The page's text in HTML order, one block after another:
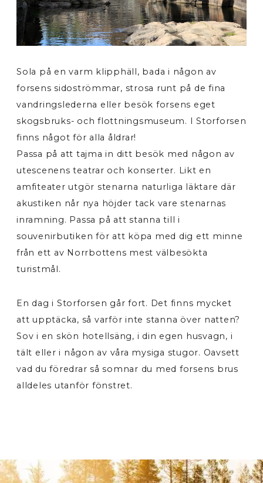
Sola på en varm klipphäll, bada i någon av
forsens sidoströmmar, strosa runt på de fina
vandringslederna eller besök forsens eget
skogsbruks- och flottningsmuseum. I Storforsen
finns något för alla åldrar!
Passa på att tajma in ditt besök med någon av
utescenens teatrar och konserter. Likt en
amfiteater utgör stenarna naturliga läktare där
akustiken når nya höjder tack vare stenarnas
inramning. Passa på att stanna till i
souvenirbutiken för att köpa med dig ett minne
från ett av Norrbottens mest välbesökta
turistmål.
En dag i Storforsen går fort. Det finns mycket
att upptäcka, så varför inte stanna över natten?
Sov i en skön hotellsäng, i din egen husvagn, i
tält eller i någon av våra mysiga stugor. Oavsett
vad du föredrar så somnar du med forsens brus
alldeles utanför fönstret.